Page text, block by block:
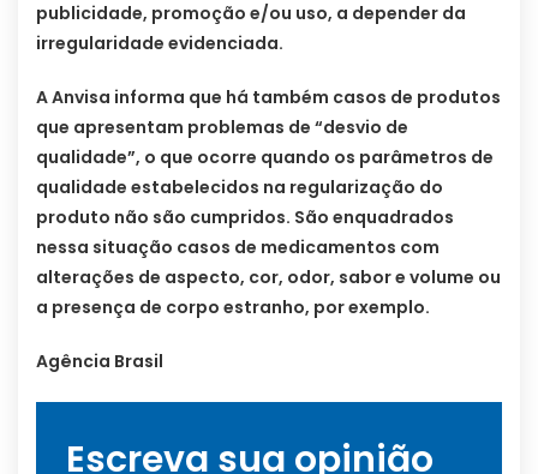
publicidade, promoção e/ou uso, a depender da
irregularidade evidenciada.
A Anvisa informa que há também casos de produtos
que apresentam problemas de “desvio de
qualidade”, o que ocorre quando os parâmetros de
qualidade estabelecidos na regularização do
produto não são cumpridos. São enquadrados
nessa situação casos de medicamentos com
alterações de aspecto, cor, odor, sabor e volume ou
a presença de corpo estranho, por exemplo.
Agência Brasil
Escreva sua opinião